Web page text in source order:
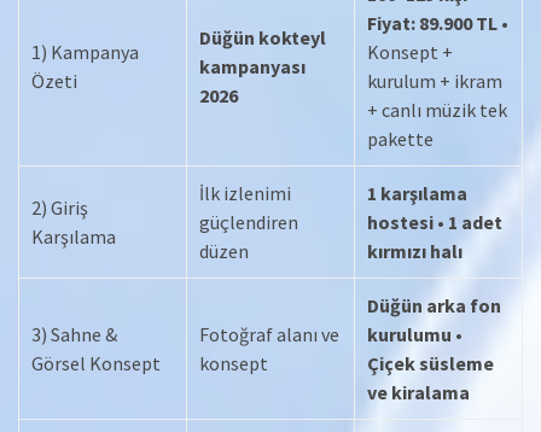
1) Kampanya
Özeti
Düğün kokteyl
kampanyası
2026
Fiyat: 89.900 TL •
Konsept +
kurulum + ikram
+ canlı müzik tek
pakette
2) Giriş
Karşılama
İlk izlenimi
güçlendiren
düzen
1 karşılama
hostesi • 1 adet
kırmızı halı
3) Sahne &
Görsel Konsept
Fotoğraf alanı ve
konsept
Düğün arka fon
kurulumu •
Çiçek süsleme
ve kiralama